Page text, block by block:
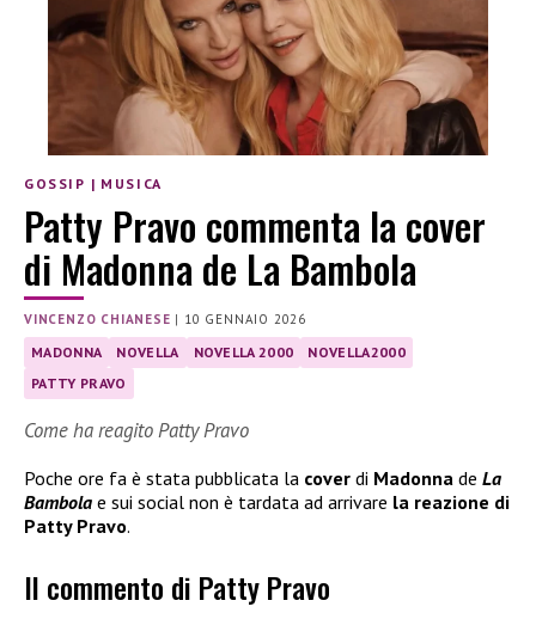
GOSSIP | MUSICA
Patty Pravo commenta la cover
di Madonna de La Bambola
VINCENZO CHIANESE | 10 GENNAIO 2026
MADONNA NOVELLA NOVELLA 2000
NOVELLA2000
PATTY PRAVO
Come ha reagito Patty Pravo
Poche ore fa è stata pubblicata la cover di Madonna de La
Bambola e sui social non è tardata ad arrivare la reazione di
Patty Pravo.
Il commento di Patty Pravo